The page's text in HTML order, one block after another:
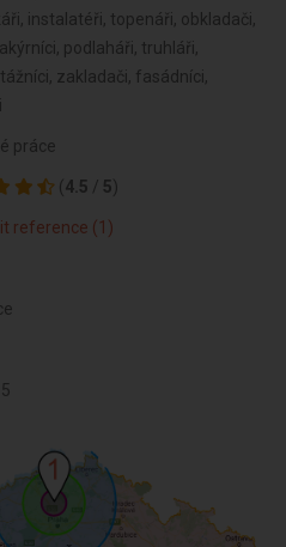
instalatéři, topenáři, obkladači,
podlaháři, truhláři,
zakladači, fasádníci,
práce
( 4.5 / 5)
reference (1)